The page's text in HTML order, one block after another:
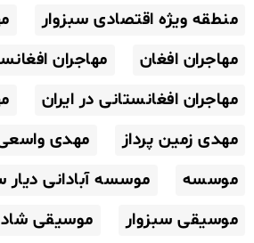
منطقه ویژه اقتصادی سبزوار
مهاجران افغان
مهاجران
مهاجران افغانستانی در ایران
مهدی زمین پرداز
مهدی
موسسه
موسسه آبادانی دیار
موسیقی سبزوار
موسیقی